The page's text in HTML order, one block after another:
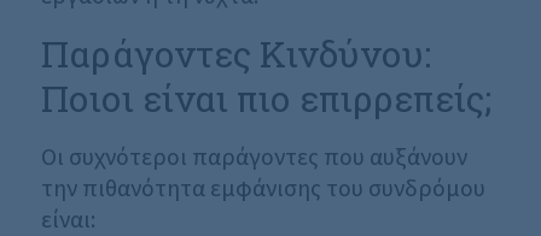
Παράγοντες Κινδύνου:
Ποιοι είναι πιο επιρρεπείς;
Οι συχνότεροι παράγοντες που αυξάνουν
την πιθανότητα εμφάνισης του συνδρόμου
είναι: